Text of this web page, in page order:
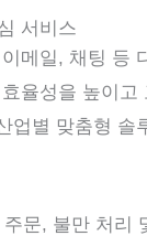
서비스
메일, 채팅 등
율성을 높이
업별 맞춤형 솔
문, 불만 처리